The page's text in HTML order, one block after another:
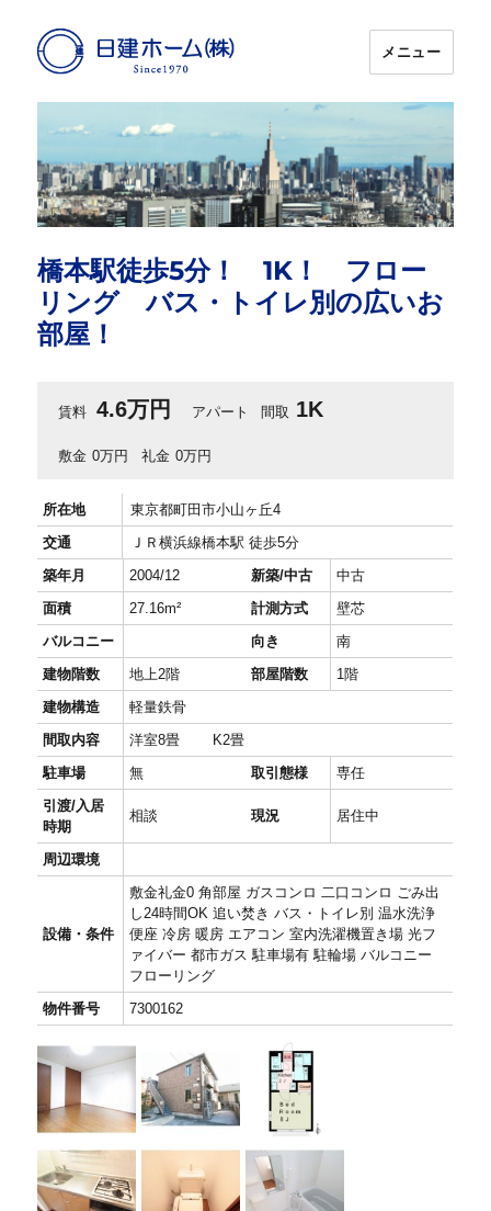
日建ホーム
メニュー
橋本駅徒歩5分！ 1K！ フロー
リング バス・トイレ別の広いお
部屋！
賃料 4.6万円 アパート 間取 1K
敷金 0万円 礼金 0万円
所在地
東京都町田市小山ヶ丘4
交通
ＪＲ横浜線橋本駅 徒歩5分
築年月
2004/12 新築/中古
中古
面積
27.16m² 計測方式
壁芯
バルコニー
向き
南
建物階数
地上2階 部屋階数
1階
建物構造
軽量鉄骨
間取内容
洋室8畳 K2畳
駐車場
無 取引態様
専任
引渡/入居
時期
相談 現況 居住中
周辺環境
設備・条件
敷金礼金0 角部屋 ガスコンロ 二口コンロ ごみ出
し24時間OK 追い焚き バス・トイレ別 温水洗浄
便座 冷房 暖房 エアコン 室内洗濯機置き場 光フ
ァイバー 都市ガス 駐車場有 駐輪場 バルコニー
フローリング
物件番号
7300162